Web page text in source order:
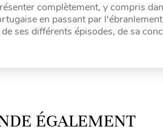
complètement, y compris
en passant par
ses différents épisodes, de sa
ÉGALEMENT